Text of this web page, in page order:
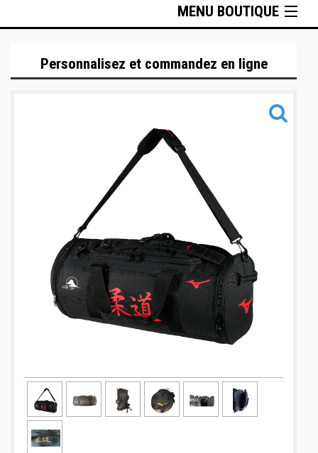
MENU BOUTIQUE
Sportswear
Personnalisez et commandez en ligne